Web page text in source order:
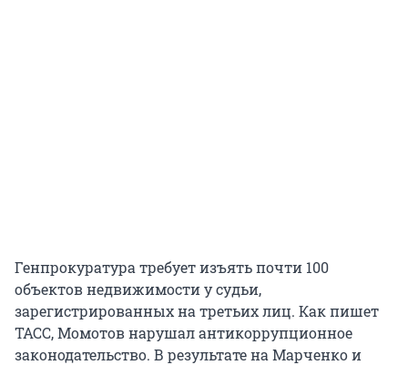
Генпрокуратура требует изъять почти 100
объектов недвижимости у судьи,
зарегистрированных на третьих лиц. Как пишет
ТАСС, Момотов нарушал антикоррупционное
законодательство. В результате на Марченко и